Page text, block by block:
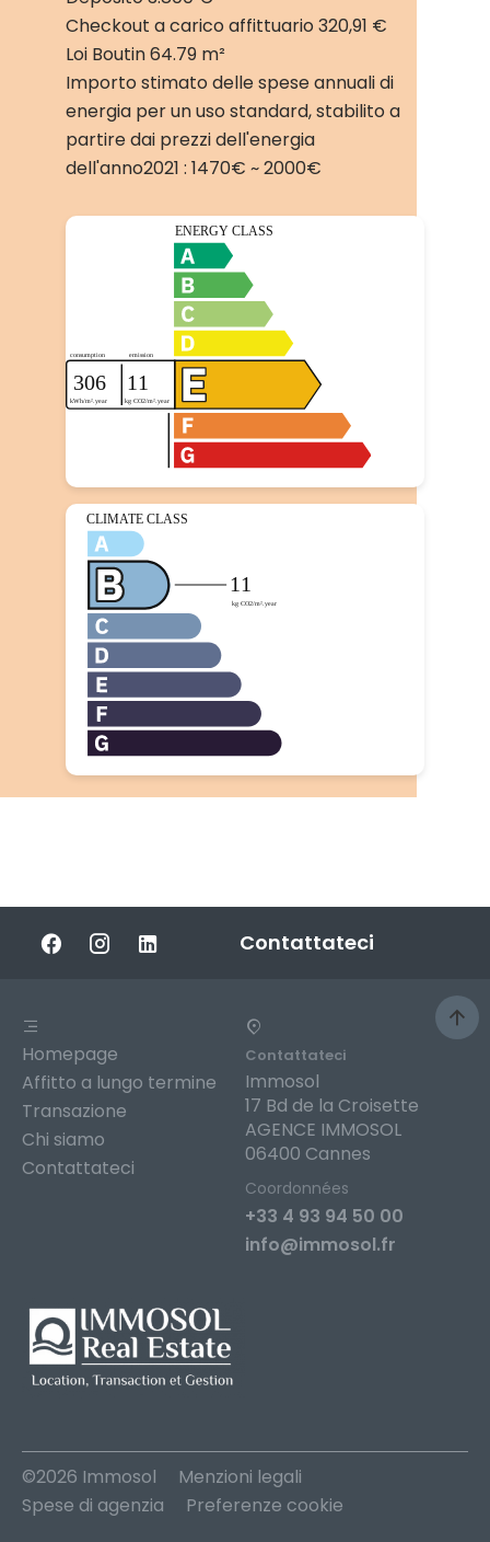
Checkout a carico affittuario320,91 €
Loi Boutin64.79 m²
Importo stimato delle spese annuali di
energia per un uso standard, stabilito a
partire dai prezzi dell'energia
dell'anno2021 : 1470€ ~ 2000€
Contattateci
Homepage
Affitto a lungo termine
Transazione
Chi siamo
Contattateci
Contattateci
Immosol
17 Bd de la Croisette
AGENCE IMMOSOL
06400 Cannes
Coordonnées
+33 4 93 94 50 00
info@immosol.fr
©2026 Immosol
Menzioni legali
Spese di agenzia
Preferenze cookie